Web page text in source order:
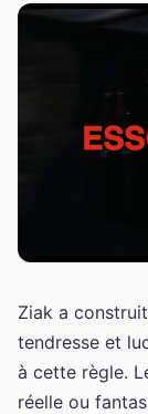
Ziak a
tendresse et
à cette règle.
réelle ou